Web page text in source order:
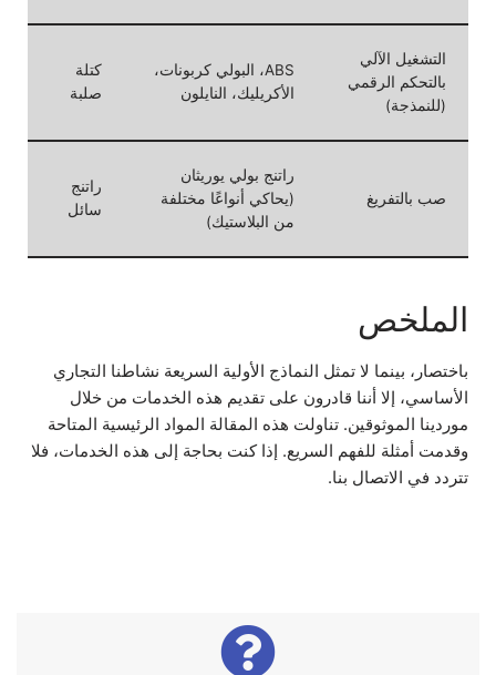
التشغيل الآلي
بالتحكم الرقمي
(للنمذجة)
ABS، البولي كربونات،
الأكريليك، النايلون
كتلة
صلبة
صب بالتفريغ
راتنج بولي يوريثان
(يحاكي أنواعًا مختلفة
من البلاستيك)
راتنج
سائل
الملخص
باختصار، بينما لا تمثل النماذج الأولية السريعة نشاطنا التجاري
الأساسي، إلا أننا قادرون على تقديم هذه الخدمات من خلال
موردينا الموثوقين. تناولت هذه المقالة المواد الرئيسية المتاحة
وقدمت أمثلة للفهم السريع. إذا كنت بحاجة إلى هذه الخدمات، فلا
تتردد في الاتصال بنا.